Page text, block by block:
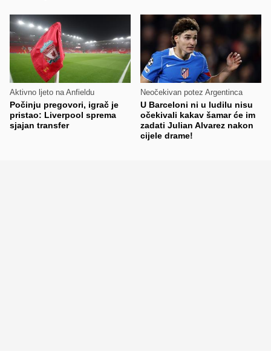
Aktivno ljeto na Anfieldu
Počinju pregovori, igrač je
pristao: Liverpool sprema
sjajan transfer
Neočekivan potez Argentinca
U Barceloni ni u ludilu nisu
očekivali kakav šamar će im
zadati Julian Alvarez nakon
cijele drame!